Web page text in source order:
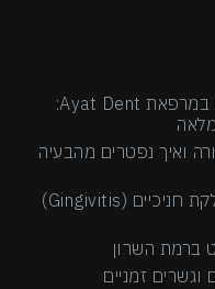
יישור שיניים שקוף בשיטת CLEAR X במרפאת Ayat Dent:
ואיך נפטרים מהבעיה
שני שלבים לגורל החניכיים שלכם: דלקת חניכיים (Gingivitis)
ברמת השרון
זמניים